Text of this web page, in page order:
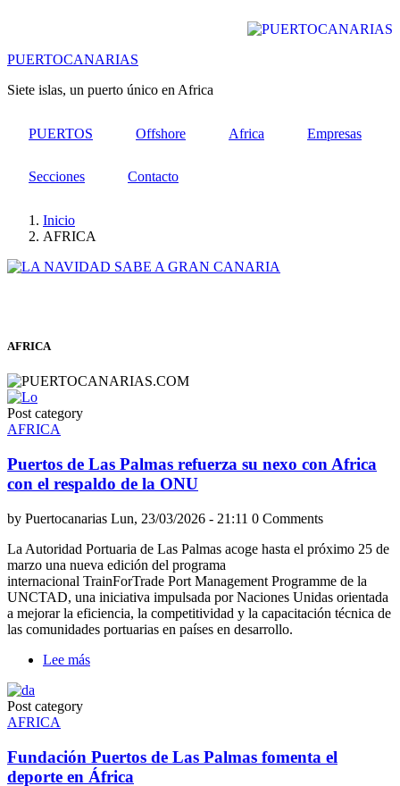
principal
PUERTOCANARIAS
Siete islas, un puerto único en Africa
PUERTOS Offshore Africa Empresas
Secciones Contacto
Inicio
AFRICA
AFRICA
Post category
AFRICA
Puertos de Las Palmas refuerza su nexo con Africa
con el respaldo de la ONU
by Puertocanarias Lun, 23/03/2026 - 21:11 0 Comments
La Autoridad Portuaria de Las Palmas acoge hasta el próximo 25 de
marzo una nueva edición del programa
internacional TrainForTrade Port Management Programme de la
UNCTAD, una iniciativa impulsada por Naciones Unidas orientada
a mejorar la eficiencia, la competitividad y la capacitación técnica de
las comunidades portuarias en países en desarrollo.
Lee más
su
nexo
Post category
AFRICA
Fundación Puertos de Las Palmas fomenta el
deporte en África